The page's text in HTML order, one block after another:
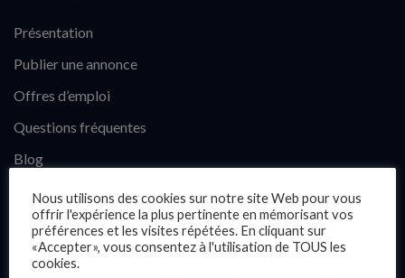
Présentation
Publier une annonce
Offres d’emploi
Questions fréquentes
Blog
Contact
Candidats
Nous utilisons des cookies sur notre site Web pour vous
offrir l'expérience la plus pertinente en mémorisant vos
préférences et les visites répétées. En cliquant sur
«Accepter», vous consentez à l'utilisation de TOUS les
cookies.